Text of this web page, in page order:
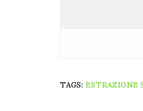
TAGS: ESTRAZIONE